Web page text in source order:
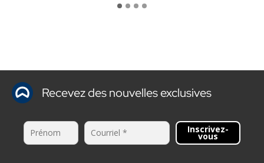
Recevez des nouvelles exclusives
Inscrivez-
vous